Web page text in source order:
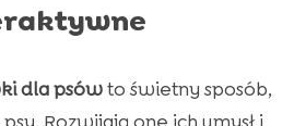
dla psówto świetny sposób,